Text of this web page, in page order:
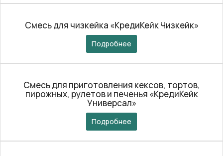
Смесь для чизкейка «КредиКейк Чизкейк»
Подробнее
Смесь для приготовления кексов, тортов,
пирожных, рулетов и печенья «КредиКейк
Универсал»
Подробнее